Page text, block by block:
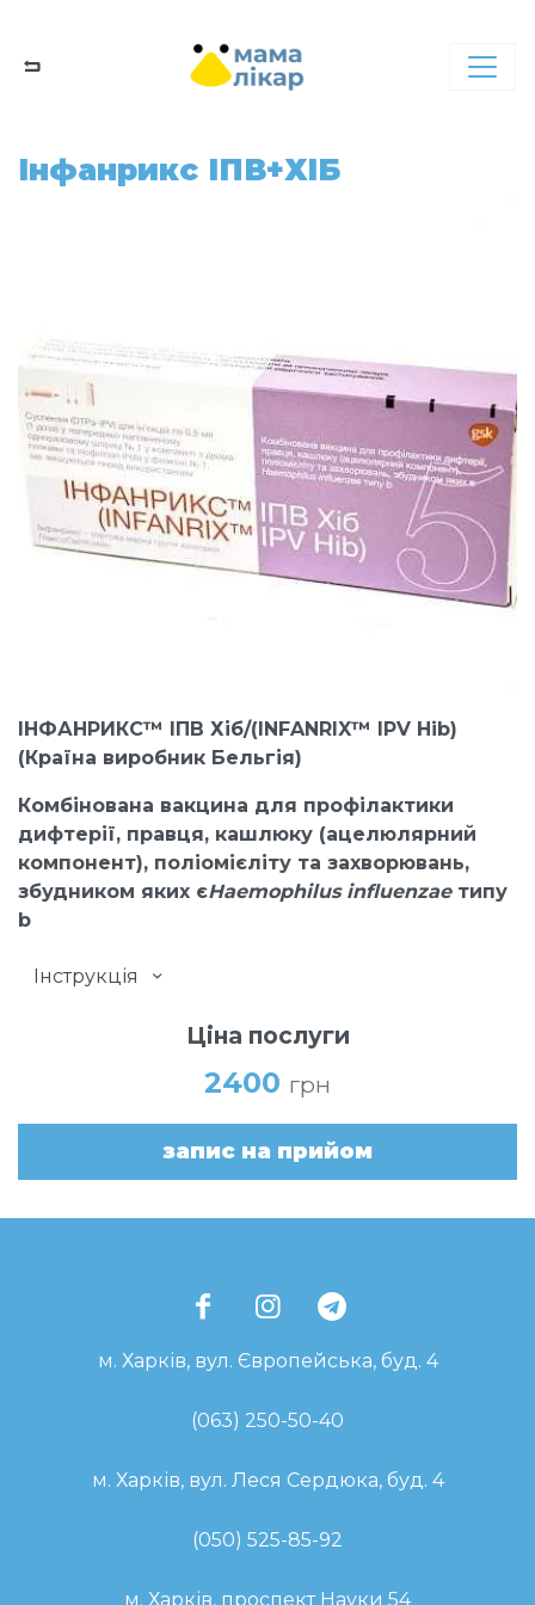
Інфанрикс ІПВ+ХІБ
ІНФАНРИКС™ ІПВ Хіб/(INFANRIX™ IPV Hib)
(Країна виробник Бельгія)
Комбінована вакцина для профілактики
дифтерії, правця, кашлюку (ацелюлярний
компонент), поліомієліту та захворювань,
збудником яких єHaemophilus influenzaeтипу
b
Інструкція
Ціна послуги
2400 грн
запис на прийом
м. Харків, вул. Європейська, буд. 4
(063) 250-50-40
м. Харків, вул. Леся Сердюка, буд. 4
(050) 525-85-92
м. Харків, проспект Науки 54